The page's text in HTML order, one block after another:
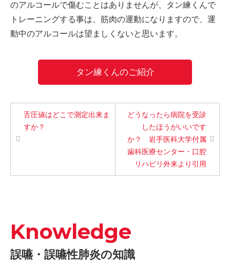
-誤嚥のQ&A(コラム)
-誤嚥・誤嚥性肺炎の予防策
ショップ
電話する
のアルコールで傷むことはありませんが、タン練くんで
トレーニングする事は、筋肉の運動になりますので、運
動中のアルコールは望ましくないと思います。
タン練くんのご紹介
舌圧値はどこで測定出来ま
すか？
どうなったら病院を受診
したほうがいいです
か？ 岩手医科大学付属
歯科医療センター・口腔
リハビリ外来より引用
Knowledge
誤嚥・誤嚥性肺炎の知識